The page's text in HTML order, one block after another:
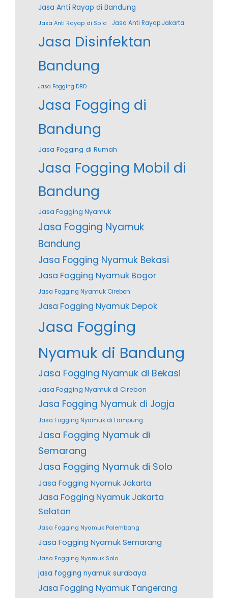
Jasa Anti Rayap di Bandung
Jasa Anti Rayap di Solo Jasa Anti Rayap Jakarta
Jasa Disinfektan
Bandung
Jasa Fogging DBD
Jasa Fogging di
Bandung
Jasa Fogging di Rumah
Jasa Fogging Mobil di
Bandung
Jasa Fogging Nyamuk
Jasa Fogging Nyamuk
Bandung
Jasa Fogging Nyamuk Bekasi
Jasa Fogging Nyamuk Bogor
Jasa Fogging Nyamuk Cirebon
Jasa Fogging Nyamuk Depok
Jasa Fogging
Nyamuk di Bandung
Jasa Fogging Nyamuk di Bekasi
Jasa Fogging Nyamuk di Cirebon
Jasa Fogging Nyamuk di Jogja
Jasa Fogging Nyamuk di Lampung
Jasa Fogging Nyamuk di
Semarang
Jasa Fogging Nyamuk di Solo
Jasa Fogging Nyamuk Jakarta
Jasa Fogging Nyamuk Jakarta
Selatan
Jasa Fogging Nyamuk Palembang
Jasa Fogging Nyamuk Semarang
Jasa Fogging Nyamuk Solo
jasa fogging nyamuk surabaya
Jasa Fogging Nyamuk Tangerang